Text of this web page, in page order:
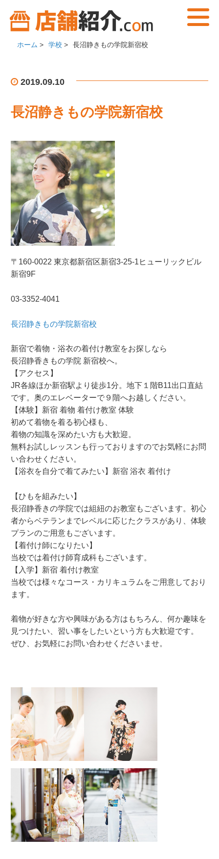
ホーム > 学校 > 長沼静きもの学院新宿校
2019.09.10
長沼静きもの学院新宿校
〒160-0022 東京都新宿区新宿3-25-1ヒューリックビル
新宿9F
03-3352-4041
長沼静きもの学院新宿校
新宿で着物・浴衣の着付け教室をお探しなら
長沼静香きもの学院 新宿校へ。
【アクセス】
JR各線ほか新宿駅より徒歩1分。地下１階B11出口直結
です。奥のエレベーターで９階へお越しください。
【体験】新宿 着物 着付け教室 体験
初めて着物を着る初心様も、
着物の知識を深めたい方も大歓迎。
無料お試しレッスンも行っておりますのでお気軽にお問
い合わせください。
【浴衣を自分で着てみたい】新宿 浴衣 着付け
【ひもを組みたい】
長沼静香きの学院では組紐のお教室もございます。初心
者からベテランまでレベルに応じたクラスがあり、体験
プランのご用意もございます。
【着付け師になりたい】
当校では着付け師育成科もございます。
【入学】新宿 着付け教室
当校では様々なコース・カリキュラムをご用意しており
ます。
着物が好きな方や興味がある方はもちろん、何か趣味を
見つけたい、習い事をしたいという方も大歓迎です。
ぜひ、お気軽にお問い合わせくださいませ。